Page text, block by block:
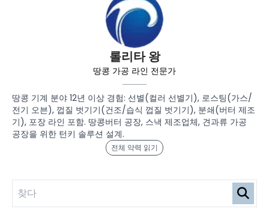
롤리타 왕
땅콩 가공 라인 전문가
땅콩 기계 분야 12년 이상 경험: 선별(컬러 선별기), 로스팅(가스/
전기 오븐), 껍질 벗기기(건조/습식 껍질 벗기기), 분쇄(버터 제조
기), 포장 라인 포함. 땅콩버터 공장, 스낵 제조업체, 견과류 가공
공장을 위한 턴키 솔루션 설계.
전체 약력 읽기